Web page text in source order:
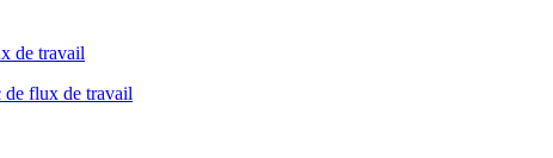
de travail
de flux de travail